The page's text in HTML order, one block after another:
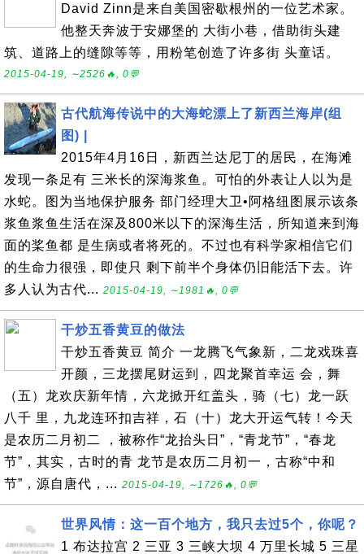
David Zinn是来自美国密歇根州的一位艺术家。
他整天奔波于安娜堡的 大街小巷，借助街头建
筑、道路上的缝隙等等，用粉笔创造了许多街 头童话。
2015-04-19, ∼2526🔥, 0💬
古代航海传说中的大海蛇漂上了新西兰海岸(组
图) |
2015年4月16日，新西兰达尼丁的居民，在海滩
发现一条足有 三米长的深海浆鱼。可怕的外表让人以为是
水蛇。图为当地保护服务 部门经理大卫•阿格纽图展示该条
浆鱼浆鱼生活在深及800米以下的深海生活，所知道来到海
面的桨鱼都 是生病或者将死的。不过也有科学家相信它们
的生命力很强，即使只 剩下前半个身体仍旧能活下去。许
多人认为古代... 2015-04-19, ∼1981🔥, 0💬
干炒五香黄豆的做法
干炒五香黄豆 简介 一龙腾飞气象新，二龙戏珠喜
开颜，三龙摆尾财运到，四龙聚首幸运 会，舞
（五）龙欢庆新年情，六龙掀开红盖头，骑（七）龙一跃
八千 里，九龙连环扣吉祥，石（十）龙大开运气转！今天
是农历二月初二 ，被称作“龙抬头日”，“青龙节”，“春龙
节”，其实，古时的青 龙节是农历二月初一，古称“中和
节”，源自唐代，... 2015-04-19, ∼1726🔥, 0💬
世界风情：这一百个地方，我只去过5个，你呢？
1 布达拉宫 2 三亚 3 三峡大坝 4 万里长城 5 三星